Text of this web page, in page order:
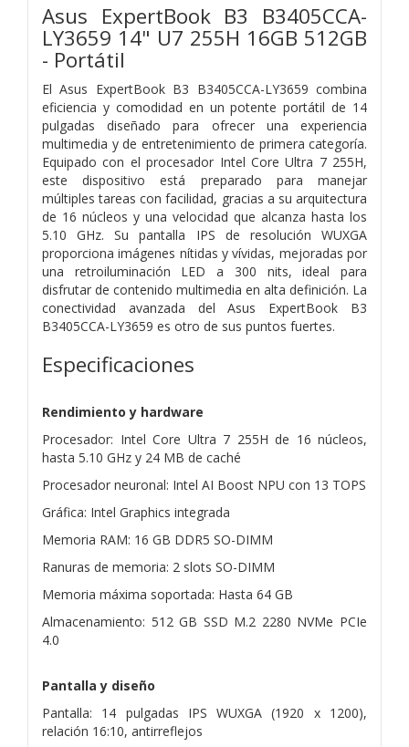
Asus ExpertBook B3 B3405CCA-
LY3659 14" U7 255H 16GB 512GB
- Portátil
El Asus ExpertBook B3 B3405CCA-LY3659 combina
eficiencia y comodidad en un potente portátil de 14
pulgadas diseñado para ofrecer una experiencia
multimedia y de entretenimiento de primera categoría.
Equipado con el procesador Intel Core Ultra 7 255H,
este dispositivo está preparado para manejar
múltiples tareas con facilidad, gracias a su arquitectura
de 16 núcleos y una velocidad que alcanza hasta los
5.10 GHz. Su pantalla IPS de resolución WUXGA
proporciona imágenes nítidas y vívidas, mejoradas por
una retroiluminación LED a 300 nits, ideal para
disfrutar de contenido multimedia en alta definición. La
conectividad avanzada del Asus ExpertBook B3
B3405CCA-LY3659 es otro de sus puntos fuertes.
Especificaciones
Rendimiento y hardware
Procesador: Intel Core Ultra 7 255H de 16 núcleos,
hasta 5.10 GHz y 24 MB de caché
Procesador neuronal: Intel AI Boost NPU con 13 TOPS
Gráfica: Intel Graphics integrada
Memoria RAM: 16 GB DDR5 SO-DIMM
Ranuras de memoria: 2 slots SO-DIMM
Memoria máxima soportada: Hasta 64 GB
Almacenamiento: 512 GB SSD M.2 2280 NVMe PCIe
4.0
Pantalla y diseño
Pantalla: 14 pulgadas IPS WUXGA (1920 x 1200),
relación 16:10, antirreflejos